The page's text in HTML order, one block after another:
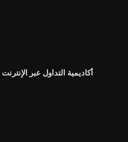
أكاديمية التداول عبر